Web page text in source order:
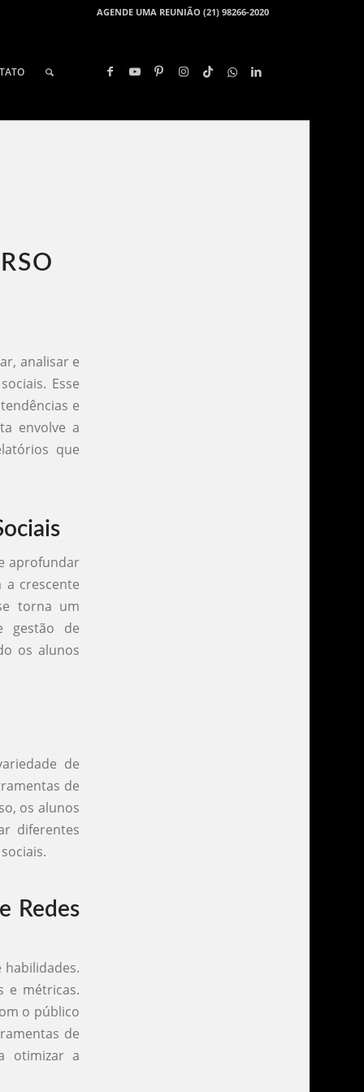
AGENDE UMA REUNIÃO (21) 98266-2020
analisar e
Esse
e
envolve a
que
aprofundar
a crescente
torna um
gestão de
os alunos
de
de
os alunos
diferentes
Redes
e métricas.
o público
de
otimizar a